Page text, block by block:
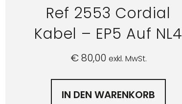
Ref 2553 Cordial
Kabel – EP5 Auf NL4
€80,00 exkl. MwSt.
IN DEN WARENKORB